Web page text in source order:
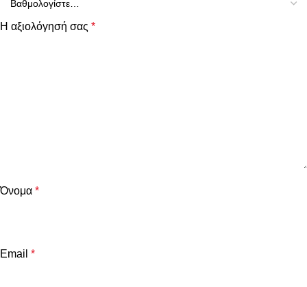
Η αξιολόγησή σας *
Όνομα *
Email *